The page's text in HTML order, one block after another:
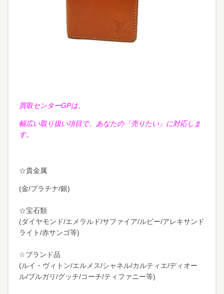
買取センターGPは、
幅広い取り扱い項目で、あなたの「売りたい」に対応しま
す。
☆貴金属
(金/プラチナ/銀)
☆宝石類
(ダイヤモンド/エメラルド/サファイア/ルビー/アレキサンド
ライト/赤サンゴ等)
☆ブランド品
(ルイ・ヴィトン/エルメス/シャネル/カルティエ/ディオー
ル/ブルガリ/グッチ/コーチ/ティファニー等)